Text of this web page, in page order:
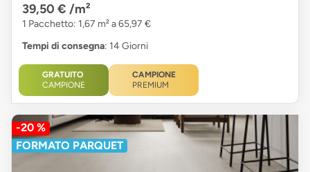
39,50 € /m²
1 Pacchetto: 1,67 m² a 65,97 €
Tempi di consegna: 14 Giorni
GRATUITO
CAMPIONE
CAMPIONE
PREMIUM
-20 %
FORMATO PARQUET